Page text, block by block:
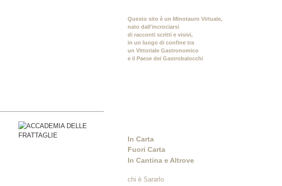
Questo sito è un Minotauro Virtuale,
nato dall'incrociarsi
di racconti scritti e visivi,
in un luogo di confine tra
un Vittoriale Gastronomico
e il Paese dei Gastrobalocchi
In Carta
Fuori Carta
In Cantina e Altrove
chi è Sararlo